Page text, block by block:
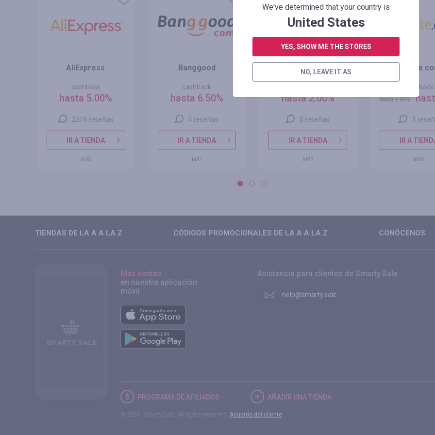
AliExpress
cashback
hasta 5.00%
2316 reseñas
IR A TIENDA
MÁS
Banggood
cashback
hasta 6.50%
4 reseñas
IR A TIENDA
MÁS
Geekbuying.com
hasta 2.00%
0 reseñas
IR A TIENDA
MÁS
cashback
hasta1.00%
1
IR A
MÁS
TIENDAS DE LA A A LA Z CÓDIGOS PROMOCIONALES DE LA A A LA Z CONÓCENOS
Más ventas
en nuestra aplicación
móvil
Asistencia para clientes de Smarty.Sale
help@smarty.sale
PROGRAMA DE AFILIADOS AÑADIR UNA TIENDA
Acuerdo del cliente
We've determined that your country is
United States
YES, SHOW ME THE STORES
NO, LEAVE IT AS